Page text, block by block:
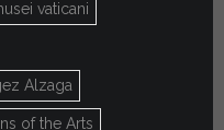
vaticani
Alzaga
of the Arts